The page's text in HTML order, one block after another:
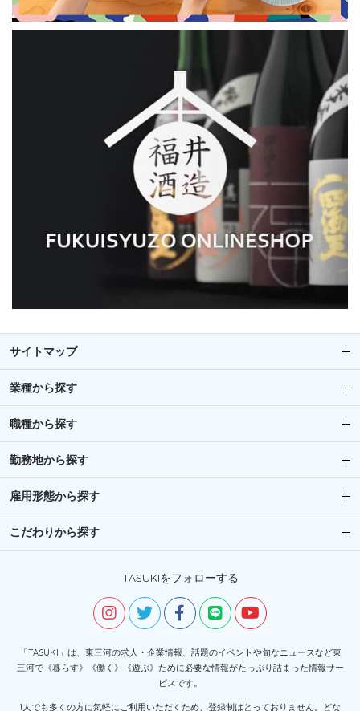
サイトマップ
業種から探す
職種から探す
勤務地から探す
雇用形態から探す
こだわりから探す
TASUKIをフォローする
「TASUKI」は、東三河の求人・企業情報、話題のイベントや旬なニュースなど東
三河で《暮らす》《働く》《遊ぶ》ために必要な情報がたっぷり詰まった情報サー
ビスです。
1人でも多くの方に気軽にご利用いただくため、登録制はとっておりません。どな